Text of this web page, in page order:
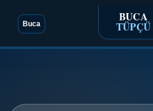
Buca BUCA
TÜPÇÜ